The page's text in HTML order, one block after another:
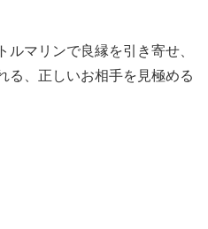
マリンで良縁を引き寄せ、
る、正しいお相手を見極める